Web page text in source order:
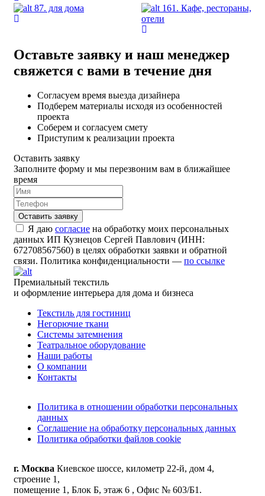
87. для дома
161. Кафе, рестораны,
отели
Оставьте заявку и наш менеджер
свяжется с вами в течение дня
Согласуем время выезда дизайнера
Подберем материалы исходя из особенностей
проекта
Соберем и согласуем смету
Приступим к реализации проекта
Оставить заявку
Заполните форму и мы перезвоним вам в ближайшее
время
Я даю согласие на обработку моих персональных
данных ИП Кузнецов Сергей Павлович (ИНН:
672708567560) в целях обработки заявки и обратной
связи. Политика конфиденциальности — по ссылке
Премиальный текстиль
и оформление интерьера для дома и бизнеса
Текстиль для гостиниц
Негорючие ткани
Системы затемнения
Театральное оборудование
Наши работы
О компании
Контакты
Политика в отношении обработки персональных
данных
Соглашение на обработку персональных данных
Политика обработки файлов cookie
г. Москва Киевское шоссе, километр 22-й, дом 4,
строение 1,
помещение 1, Блок Б, этаж 6 , Офис № 603/Б1.